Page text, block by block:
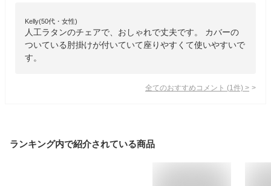
Kelly(50代・女性)
人工ラタンのチェアで、おしゃれで丈夫です。 カバーの
ついている肘掛けが付いていて座りやすくて使いやすいで
す。
全てのおすすめコメント (1 件) >
ランキング内で紹介されている商品